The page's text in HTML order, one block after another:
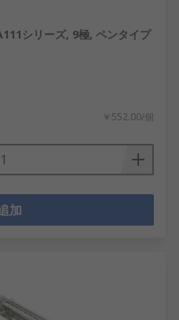
シリーズ, 9極, ペンタイプ
￥552.00/個
加